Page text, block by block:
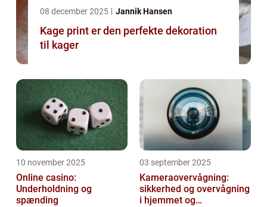
08 december 2025 Jannik Hansen
Kage print er den perfekte dekoration
til kager
10 november 2025
Online casino:
Underholdning og
spænding
03 september 2025
Kameraovervågning:
sikkerhed og overvågning
i hjemmet og